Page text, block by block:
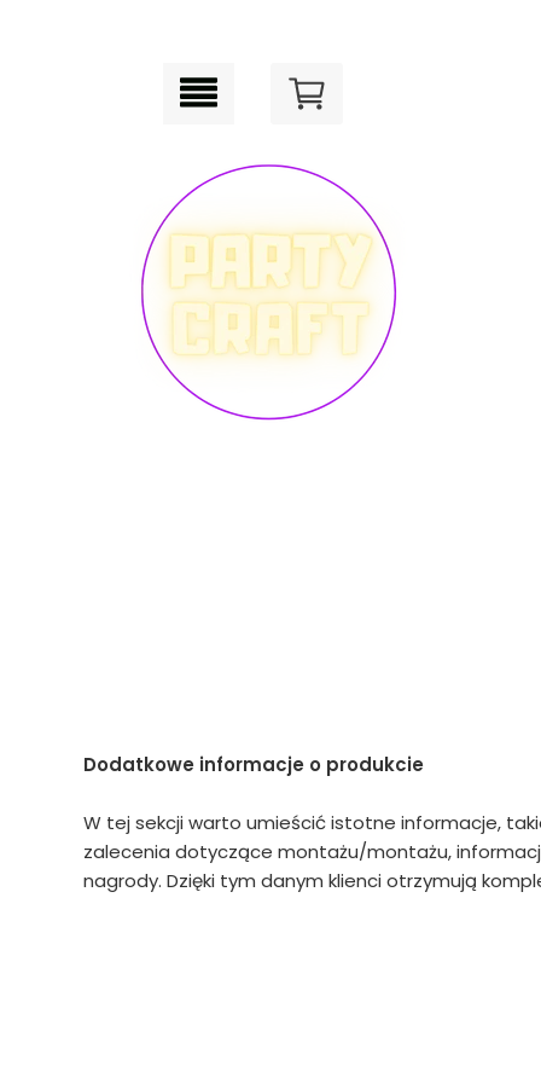
Dodatkowe informacje o produkcie
W tej sekcji warto umieścić istotne informacje,
zalecenia dotyczące montażu/montażu,
nagrody. Dzięki tym danym klienci otrzymują